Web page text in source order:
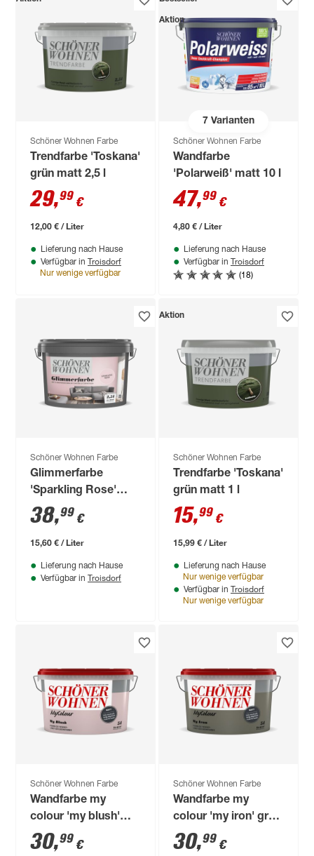
Schöner Wohnen Farbe
Trendfarbe 'Toskana'
grün matt 2,5 l
29,99 €
12,00 € / Liter
Lieferung nach Hause
Verfügbar in Troisdorf
Nur wenige verfügbar
7Varianten
Aktion
Schöner Wohnen Farbe
Wandfarbe
'Polarweiß' matt 10 l
47,99 €
4,80 € / Liter
Lieferung nach Hause
Verfügbar in Troisdorf
(18)
Schöner Wohnen Farbe
Glimmerfarbe
'Sparkling Rose'
rosa matt 2,5 l
38,99 €
15,60 € / Liter
Lieferung nach Hause
Verfügbar in Troisdorf
Aktion
Schöner Wohnen Farbe
Trendfarbe 'Toskana'
grün matt 1 l
15,99 €
15,99 € / Liter
Lieferung nach Hause
Nur wenige verfügbar
Verfügbar in Troisdorf
Nur wenige verfügbar
Schöner Wohnen Farbe
Wandfarbe my
colour 'my blush'
rosa matt 5 l
30,99 €
Schöner Wohnen Farbe
Wandfarbe my
colour 'my iron' grau
matt 5 l
30,99 €